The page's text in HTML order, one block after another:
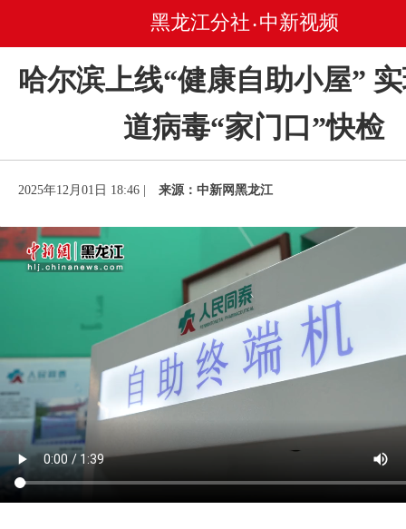
黑龙江分社 • 中新视频
哈尔滨上线“健康自助小屋”
道病毒“家门口”快检
2025年12月01日 18:46 | 来源：中新网黑龙江